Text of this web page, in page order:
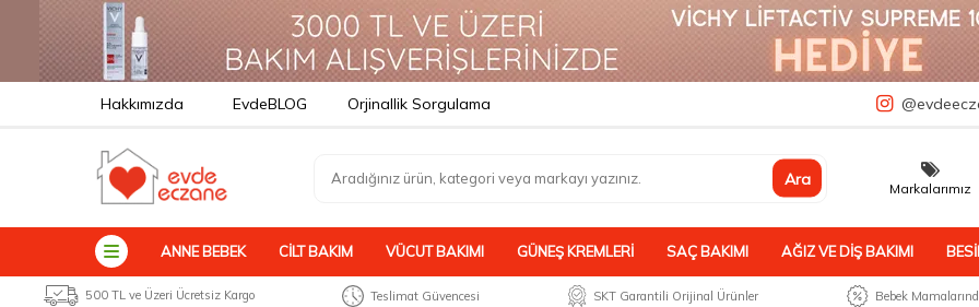
Hakkımızda EvdeBLOG Orjinallik Sorgulama
Ara Markalarımız
ANNE BEBEK CILT BAKIM VÜCUT BAKIMI GÜNEŞ KREMLERI SAÇ BAKIMI AĞIZ VE DIŞ BAKIMI
500 TL ve Üzeri Ücretsiz Kargo Teslimat Güvencesi SKT Garantili Orijinal Ürünler Bebek